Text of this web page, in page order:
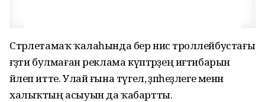
Стәрлетамаҡ ҡалаһында бер нисә троллейбустағы
ғәҙәти булмаған реклама күптәрҙең иғтибарын
йәлеп итте. Улай ғына түгел, әҙәпһеҙлеге менән
халыҡтың асыуын да ҡабартты.